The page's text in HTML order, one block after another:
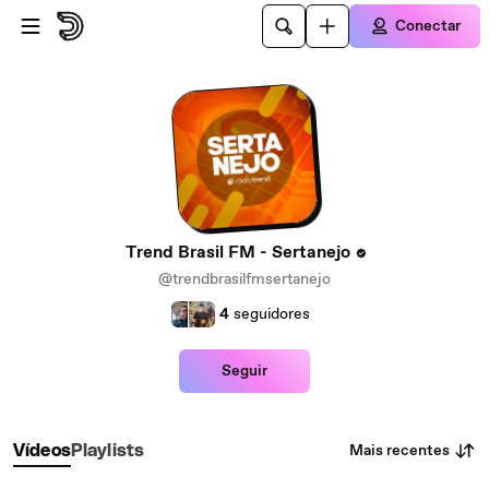
Ir para o conteúdo principal
Conectar
Trend Brasil FM - Sertanejo
@trendbrasilfmsertanejo
4 seguidores
Seguir
VídeosPlaylists Mais recentes